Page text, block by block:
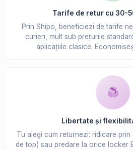
Tarife de retur cu 30-
Prin Shipo, beneficiezi de tarife
curieri, mult sub prețurile
aplicațiile clasice.
Libertate și
Tu alegi cum returnezi: ridicare
de top) sau predare la orice locker